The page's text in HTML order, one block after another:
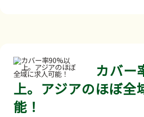
カバー
上。アジアのほぼ全
能！